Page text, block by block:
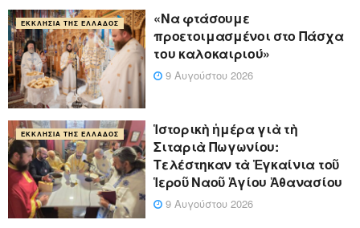
ΕΚΚΛΗΣΊΑ ΤΗΣ ΕΛΛΆΔΟΣ
«Να φτάσουμε
προετοιμασμένοι στο Πάσχα
του καλοκαιριού»
9 Αυγούστου 2026
ΕΚΚΛΗΣΊΑ ΤΗΣ ΕΛΛΆΔΟΣ
Ἱστορικὴ ἡμέρα γιὰ τὴ
Σιταριὰ Πωγωνίου:
Τελέστηκαν τὰ Ἐγκαίνια τοῦ
Ἱεροῦ Ναοῦ Ἁγίου Ἀθανασίου
9 Αυγούστου 2026